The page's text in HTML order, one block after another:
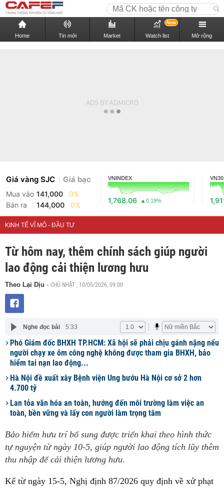
Home Tin mới Market Watch list
New
Mở rộng
Giá vàng SJC Giá bạc
Mua vào 141,000
0%
Bán ra
144,000 0%
VNINDEX
1,768.06 0.19%
VN30
KINH TẾ VĨ MÔ - ĐẦU TƯ
Từ hôm nay, thêm chính sách giúp người
lao động cải thiện lương hưu
Theo Lại Dịu - CHỦ NHẬT , 10/05/2026, 09:00
Nghe đọc bài 5:33
Phó Giám đốc BHXH TP.HCM: Xã hội sẽ phải chịu gánh nặng nếu
người chạy xe ôm công nghệ không được tham gia BHXH, bảo
hiểm tai nạn lao động...
Hà Nội đề xuất xây Bệnh viện Ung bướu Hà Nội cơ sở 2 hơn
4.700 tỷ
Lan tỏa văn hóa an toàn, hướng đến môi trường làm việc an
toàn, bền vững và lấy con người làm trọng tâm
Bảo hiểm hưu trí bổ sung được triển khai theo hình thức
tự nguyện từ ngày 10-5, giúp người lao động tích lũy thêm
thu nhập để cải thiện lương hưu.
Kể từ ngày 15-5, Nghị định 87/2026 quy định về xử phạt